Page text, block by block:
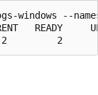
windows --
READY     UP-